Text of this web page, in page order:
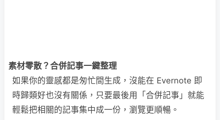
素材零散？合併記事一鍵整理
如果你的靈感都是匆忙間生成，沒能在 Evernote 即
時歸類好也沒有關係，只要最後用「合併記事」就能
輕鬆把相關的記事集中成一份，瀏覽更順暢。